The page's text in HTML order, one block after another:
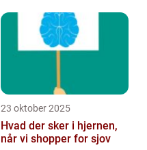
23 oktober 2025
Hvad der sker i hjernen,
når vi shopper for sjov